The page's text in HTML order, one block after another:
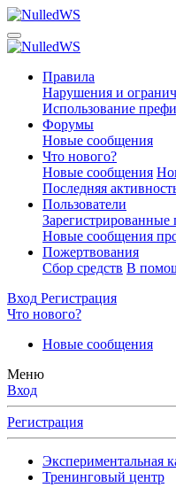
Правила
Нарушения и
Использование
Форумы
Новые сообщения
Что нового?
Новые сообщения
Последняя
Пользователи
Зарегистрированные
Новые сообщения
Пожертвования
Сбор средств В
Вход Регистрация
Что нового?
Новые сообщения
Меню
Вход
Регистрация
Экспериментальная
Тренинговый центр